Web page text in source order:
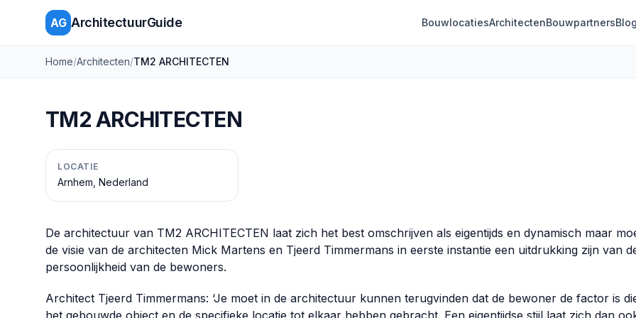
AG ArchitectuurGuide BouwlocatiesArchitectenBouwpartners
Home/Architecten/TM2 ARCHITECTEN
TM2 ARCHITECTEN
LOCATIE
Arnhem, Nederland
De architectuur van TM2 ARCHITECTEN laat zich het best omschrijven als eigentijds en dynamisch maar
de visie van de architecten Mick Martens en Tjeerd Timmermans in eerste instantie een uitdrukking zijn van
persoonlijkheid van de bewoners.
Architect Tjeerd Timmermans: ‘Je moet in de architectuur kunnen terugvinden dat de bewoner de factor is
het gebouwde object en de specifieke locatie tot elkaar hebben gebracht. Een eigentijdse stijl laat zich dan